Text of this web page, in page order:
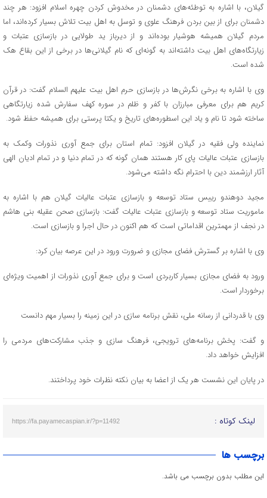
گیلان، با اشاره به توطئه‌های دشمنان در مخدوش کردن چهره اسلام افزود: هر چند
دشمنان برای از بین بردن فرهنگ علوی و توسل به اهل بیت تلاش بسیار کرده‌اند، اما
مردم گیلان همیشه هوشیار بوده‌اند و از دیرباز ید طولایی در بازسازی عتبات و
زیارتگاه‌های اهل بیت داشته‌اند به گونه‌ای که نام گیلانی‌ها در برخی از این بقاع هک
شده است.
وی با اشاره به برخی نگرش‌ها در بازسازی حرم اهل بیت علیهم السلام گفت: در قرآن
کریم هم برای معرفی مبارزان با کفر و ظلم در سوره کهف سفارش شده زیارتگاهی
ساخته شود تا نام و یاد این اسطوره‌های تاریخ و یکتا پرستی برای همیشه حفظ شود.
نماینده ولی فقیه در گیلان افزود: تمام استان برای جمع آوری نذورات وکمک به
بازسازی عتبات عالیات پای کار هستند همان گونه که در تمام دنیا و در تمام ادیان الهی
آثار ارزشمند دین با احترام نگه داشته می‌شود.
مجید دوهندو رییس ستاد توسعه و بازسازی عتبات عالیات گیلان هم با اشاره به
ماموریت ستاد توسعه و بازسازی عتبات عالیات گفت: بازسازی صحن عقیله بنی هاشم
در نجف از مهمترین اقداماتی است که هم اکنون در حال اجرا و بازسازی است.
وی با اشاره بر گسترش فضای مجازی و ضرورت ورود در این عرصه بیان کرد:
ورود به فضای مجازی بسیار کاربردی است و برای جمع آوری نذورات از اهمیت ویژه‌ای
برخوردار است.
وی با قدردانی از رسانه ملی، نقش برنامه سازی در این زمینه را بسیار مهم دانست
و گفت: پخش برنامه‌های ترویجی، فرهنگ سازی و جذب مشارکت‌های مردمی را
افزایش خواهد داد.
در پایان این نشست هر یک از اعضا به بیان نکته نظرات خود پرداختند.
لینک کوتاه : https://fa.payamecaspian.ir/?p=11492
برچسب ها
این مطلب بدون برچسب می باشد.